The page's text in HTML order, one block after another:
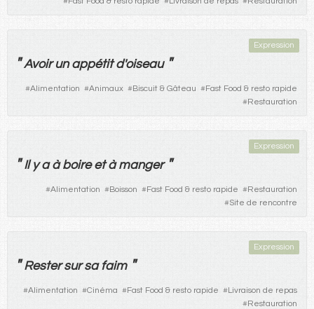
Expression
" Avoir un appétitd'oiseau "
#Alimentation #Animaux #Biscuit & Gâteau #Fast Food & resto rapide
#Restauration
Expression
" Il y aàboire etàmanger "
#Alimentation #Boisson #Fast Food & resto rapide #Restauration
#Site de rencontre
Expression
" Rester sur sa faim "
#Alimentation #Cinéma #Fast Food & resto rapide #Livraison de repas
#Restauration